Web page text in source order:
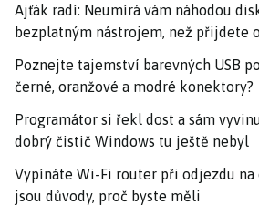
Ajťák radí: Neumírá vám náhodou
bezplatným nástrojem, než přijdete
Poznejte tajemství barevných USB
černé, oranžové a modré konektory?
Programátor si řekl dost a sám
dobrý čistič Windows tu ještě nebyl
Vypínáte Wi-Fi router při odjezdu na
jsou důvody, proč byste měli